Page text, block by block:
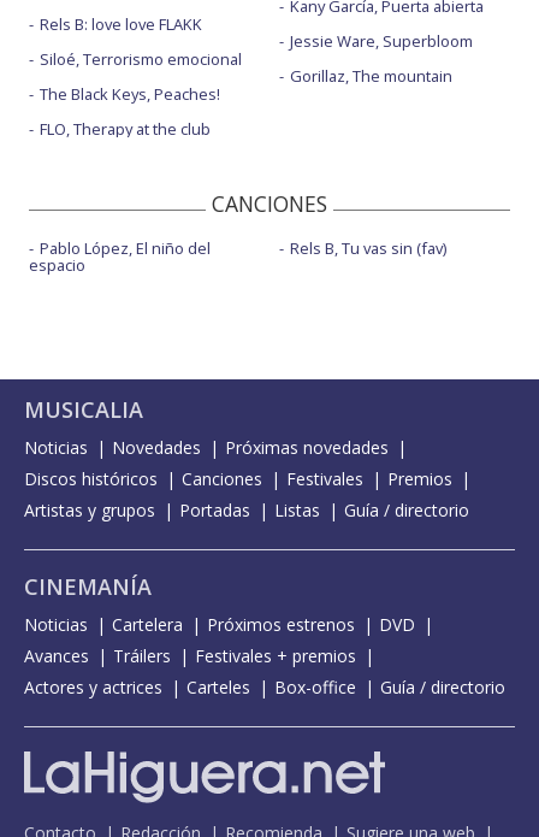
Rels B: love love FLAKK
Siloé, Terrorismo emocional
The Black Keys, Peaches!
FLO, Therapy at the club
Kany García, Puerta abierta
Jessie Ware, Superbloom
Gorillaz, The mountain
CANCIONES
Pablo López, El niño del
espacio
Rels B, Tu vas sin (fav)
MUSICALIA
Noticias Novedades
Próximas novedades
Discos históricos
Canciones Festivales
Premios
Artistas y grupos
Portadas Listas Guía / directorio
CINEMANÍA
Noticias Cartelera Próximos estrenos
DVD
Avances
Tráilers
Festivales + premios
Actores y actrices
Carteles Box-office Guía / directorio